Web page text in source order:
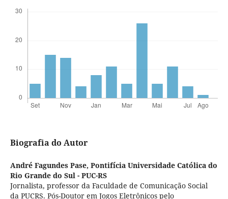
Biografia do Autor
André Fagundes Pase, Pontifícia Universidade Católica do
Rio Grande do Sul - PUC-RS
Jornalista, professor da Faculdade de Comunicação Social
da PUCRS. Pós-Doutor em Jogos Eletrônicos pelo